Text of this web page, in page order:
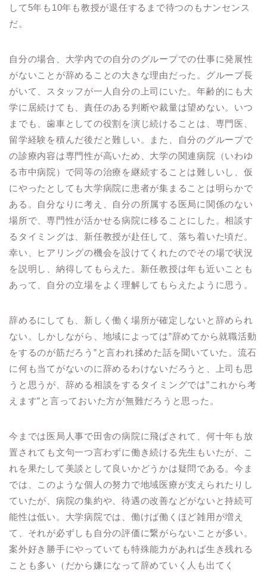
して5年も10年も教授が退任するまで待つのもナンセンス
だ。
自分の場合、大学内での自分のグループでの仕事に発展性
がないことが辞めることの大きな理由だった。グループ長
がいて、スタッフが一人自分の上司にいた。年齢的にも大
学に居続けても、責任のある判断や裁量は望めない。いつ
までも、歯車としての役割を演じ続けることは、専門医、
留学経験を積んだ後だと難しい。また、自分のグループで
の診療内容は専門性が高いため、大学の関連病院（いわゆ
る市中病院）で同等の治療を継続することは難しいし、仮
にやったとしても大学病院に患者が集まることは明らかで
ある。自分なりに考え、自分の所属する医局に関係のない
場所で、専門性が活かせる病院に移ることにした。相談す
るタイミングは、新任教授が赴任して、落ち着いた頃だ。
幸い、ヒアリングの機会を設けてくれたのでその場で状況
を説明し、納得してもらえた。新任教授は年も近いことも
あって、自分の立場をよく理解してもらえたように思う。
辞めるにしても、新しく働く場所が確定しないと辞められ
ない。しかしながら、地域によっては”辞めてから就職活動
をするのが筋だろう”と言われ揉めた話を聞いていた。流石
に何も当てがないのに辞めるわけないだろうと、上司も思
うと思うが、辞める相談をするタイミングでは”これから考
えます”と言っておいた方が無難だろうと思った。
今までは医局人事で田舎の病院に飛ばされて、何十年も放
置されても文句一つ言わずに働き続ける先生もいたが、こ
れを果たして美談として良いかどうかは疑問である。今ま
では、このような個人の努力で地域医療が支えられたりし
ていたが、病院の集約や、待遇の改善などがないと持続可
能性は低い。大学病院では、働けば働くほど雑用が増え
て、それが必ずしも自分の評価に繋がらないことが多い。
案外好き勝手にやっていても特殊能力があれば生き残れる
ことも多い（だから嫌になって辞めていく人も出てく